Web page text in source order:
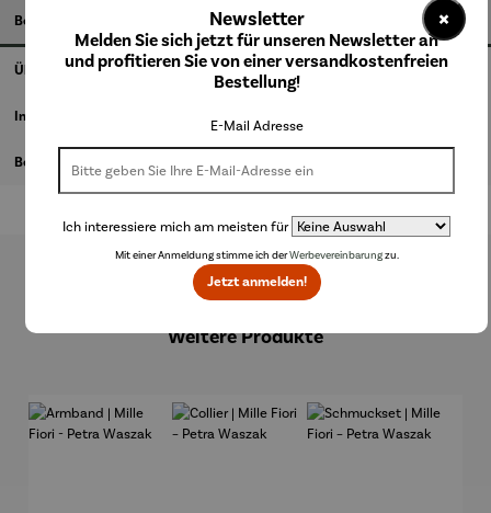
Beschreibung
Über den Künstler
Informationen zum Hersteller
Bewertungen
Produktgalerie überspringen
Weitere Produkte
×
Newsletter
Melden Sie sich jetzt für unseren Newsletter an
und profitieren Sie von einer versandkostenfreien
Bestellung!
E-Mail Adresse
Ich interessiere mich am meisten für
Mit einer Anmeldung stimme ich derWerbevereinbarungzu.
Jetzt anmelden!